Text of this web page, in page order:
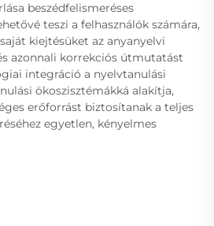
beszédfelismeréses
teszi a felhasználók számára,
kiejtésüket az anyanyelvi
azonnali korrekciós útmutatást
integráció a nyelvtanulási
ökoszisztémákká alakítja,
erőforrást biztosítanak a teljes
egyetlen, kényelmes